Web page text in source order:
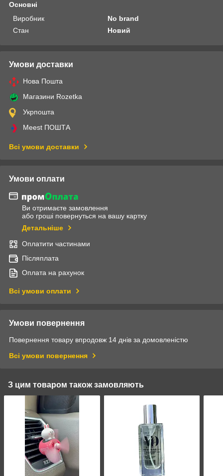
Основні
Виробник
No brand
Стан
Новий
Умови доставки
Нова Пошта
Магазини Rozetka
Укрпошта
Meest ПОШТА
Всі умови доставки
Умови оплати
Ви отримаєте замовлення
або гроші повернуться на вашу картку
Детальніше
Оплатити частинами
Післяплата
Оплата на рахунок
Всі умови оплати
Умови повернення
Повернення товару впродовж 14 днів за домовленістю
Всі умови повернення
З цим товаром також замовляють